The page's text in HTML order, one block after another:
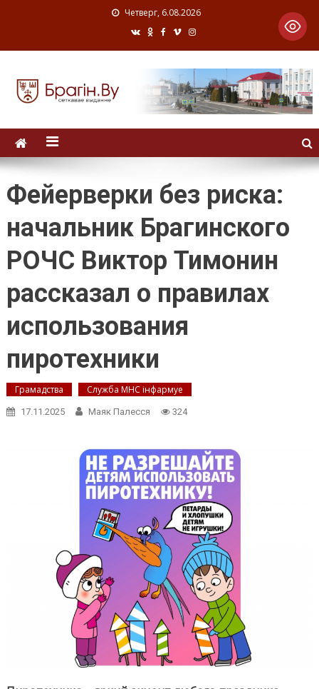
Четверг, 6.08.2026
Фейерверки без риска:
начальник Брагинского
РОЧС Виктор Тимонин
рассказал о правилах
использования
пиротехники
Грамадства Служба МНС інфармуе
17.11.2025 Маяк Палесся 324